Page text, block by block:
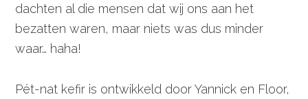
dachten al die mensen dat wij ons aan het
bezatten waren, maar niets was dus minder
waar… haha!
Pét-nat kefir is ontwikkeld door Yannick en Floor,